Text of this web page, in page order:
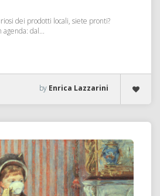
dei prodotti locali, siete pronti?
dal...
by Enrica Lazzarini